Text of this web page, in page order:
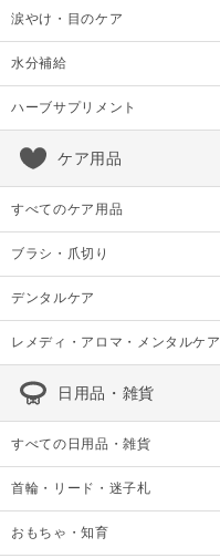
涙やけ・目のケア
水分補給
ハーブサプリメント
ケア用品
すべてのケア用品
ブラシ・爪切り
デンタルケア
レメディ・アロマ・メンタルケア
日用品・雑貨
すべての日用品・雑貨
首輪・リード・迷子札
おもちゃ・知育